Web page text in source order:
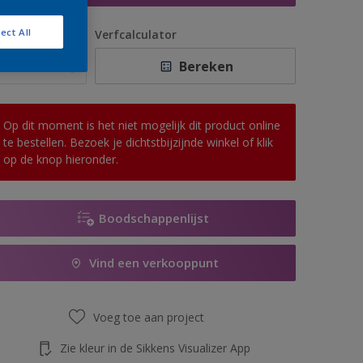
Verfcalculator
Bereken
Op dit moment is het niet mogelijk dit product online
te bestellen. Bezoek je dichtstbijzijnde winkel of klik
op de knop hieronder.
Boodschappenlijst
Vind een verkooppunt
Voeg toe aan project
Zie kleur in de Sikkens Visualizer App
All